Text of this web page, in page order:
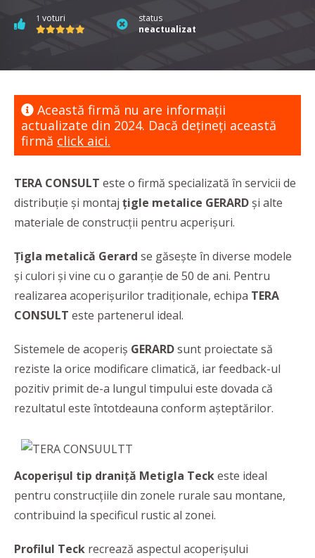
1 voturi
status
neactualizat
Această firmă nu are informaţii
actualizate din 2024. Dacă dețineți această
firmă click aici.
TERA CONSULT este o firmă specializată în servicii de
distribuție și montaj țigle metalice GERARD și alte
materiale de construcții pentru acperișuri.
Țigla metalică Gerard se găsește în diverse modele
și culori și vine cu o garanție de 50 de ani. Pentru
realizarea acoperișurilor tradiționale, echipa TERA
CONSULT este partenerul ideal.
Sistemele de acoperiș GERARDsunt proiectate să
reziste la orice modificare climatică, iar feedback-ul
pozitiv primit de-a lungul timpului este dovada că
rezultatul este întotdeauna conform așteptărilor.
Acoperișul tip draniță Metigla Teckeste ideal
pentru construcțiile din zonele rurale sau montane,
contribuind la specificul rustic al zonei.
Profilul Teck recrează aspectul acoperișului